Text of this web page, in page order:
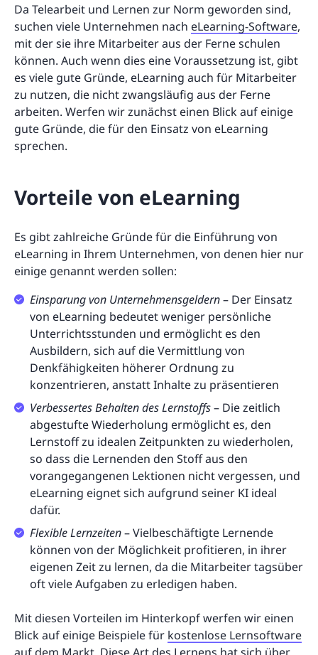
Da Telearbeit und Lernen zur Norm geworden sind,
suchen viele Unternehmen nach eLearning-Software,
mit der sie ihre Mitarbeiter aus der Ferne schulen
können. Auch wenn dies eine Voraussetzung ist, gibt
es viele gute Gründe, eLearning auch für Mitarbeiter
zu nutzen, die nicht zwangsläufig aus der Ferne
arbeiten. Werfen wir zunächst einen Blick auf einige
gute Gründe, die für den Einsatz von eLearning
sprechen.
Vorteile von eLearning
Es gibt zahlreiche Gründe für die Einführung von
eLearning in Ihrem Unternehmen, von denen hier nur
einige genannt werden sollen:
Einsparung von Unternehmensgeldern– Der Einsatz
von eLearning bedeutet weniger persönliche
Unterrichtsstunden und ermöglicht es den
Ausbildern, sich auf die Vermittlung von
Denkfähigkeiten höherer Ordnung zu
konzentrieren, anstatt Inhalte zu präsentieren
Verbessertes Behalten des Lernstoffs– Die zeitlich
abgestufte Wiederholung ermöglicht es, den
Lernstoff zu idealen Zeitpunkten zu wiederholen,
so dass die Lernenden den Stoff aus den
vorangegangenen Lektionen nicht vergessen, und
eLearning eignet sich aufgrund seiner KI ideal
dafür.
Flexible Lernzeiten– Vielbeschäftigte Lernende
können von der Möglichkeit profitieren, in ihrer
eigenen Zeit zu lernen, da die Mitarbeiter tagsüber
oft viele Aufgaben zu erledigen haben.
Mit diesen Vorteilen im Hinterkopf werfen wir einen
Blick auf einige Beispiele für kostenlose Lernsoftware